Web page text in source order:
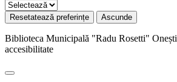
Resetatează preferințe Ascunde
Biblioteca Municipală "Radu Rosetti" Onești
accesibilitate